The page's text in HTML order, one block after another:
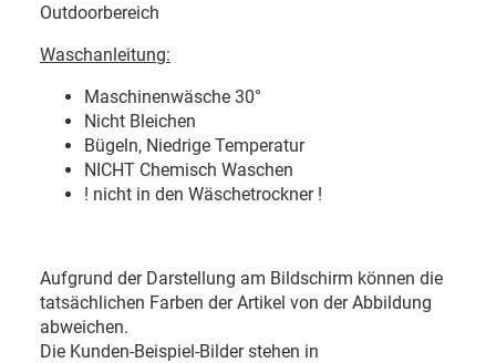
Outdoorbereich
Waschanleitung:
Maschinenwäsche 30°
Nicht Bleichen
Bügeln, Niedrige Temperatur
NICHT Chemisch Waschen
! nicht in den Wäschetrockner !
Aufgrund der Darstellung am Bildschirm können die
tatsächlichen Farben der Artikel von der Abbildung
abweichen.
Die Kunden-Beispiel-Bilder stehen in